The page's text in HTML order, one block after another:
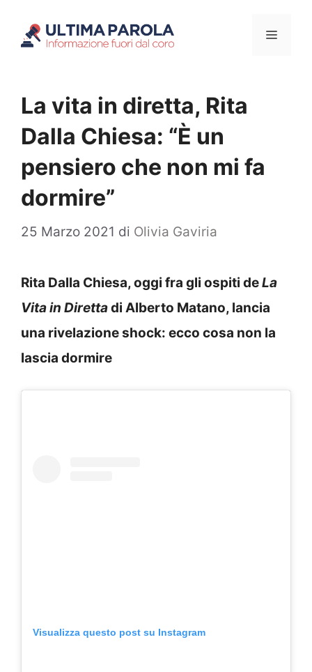
Menu
La vita in diretta, Rita
Dalla Chiesa: “È un
pensiero che non mi fa
dormire”
25 Marzo 2021 di Olivia Gaviria
Rita Dalla Chiesa, oggi fra gli ospiti deLa
Vita in Direttadi Alberto Matano, lancia
una rivelazione shock: ecco cosa non la
lascia dormire
Visualizza questo post su Instagram